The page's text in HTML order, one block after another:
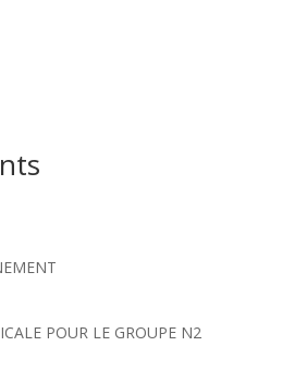
POUR LE GROUPE N2